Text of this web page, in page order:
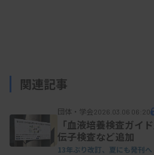
関連記事
団体・学会2026.03.06 06:20
「血液培養検査ガ
伝子検査など追加
13年ぶり改訂、夏にも発刊へ